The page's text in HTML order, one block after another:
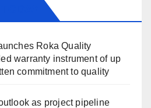
Roka Quality
warranty instrument of up
commitment to quality
as project pipeline